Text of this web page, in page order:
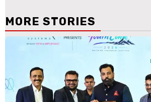
MORE STORIES